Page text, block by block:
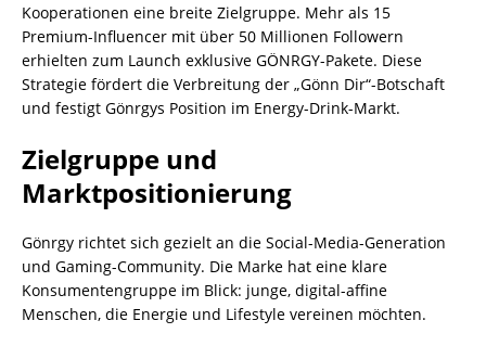
Kooperationen eine breite Zielgruppe. Mehr als 15
Premium-Influencer mit über 50 Millionen Followern
erhielten zum Launch exklusive GÖNRGY-Pakete. Diese
Strategie fördert die Verbreitung der „Gönn Dir“-Botschaft
und festigt Gönrgys Position im Energy-Drink-Markt.
Zielgruppe und
Marktpositionierung
Gönrgy richtet sich gezielt an die Social-Media-Generation
und Gaming-Community. Die Marke hat eine klare
Konsumentengruppe im Blick: junge, digital-affine
Menschen, die Energie und Lifestyle vereinen möchten.